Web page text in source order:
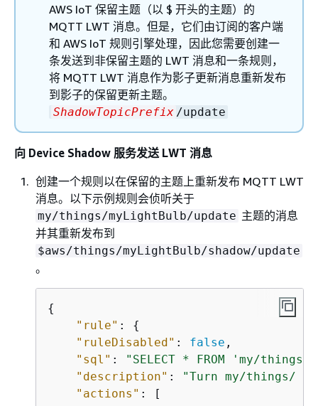
AWS IoT 保留主题（以 $ 开头的主题）的
MQTT LWT 消息。但是，它们由订阅的客户端
和 AWS IoT 规则引擎处理，因此您需要创建一
条发送到非保留主题的 LWT 消息和一条规则，
将 MQTT LWT 消息作为影子更新消息重新发布
到影子的保留更新主题。
ShadowTopicPrefix /update
向 Device Shadow 服务发送 LWT 消息
创建一个规则以在保留的主题上重新发布 MQTT LWT
消息。以下示例规则会侦听关于
my/things/myLightBulb/update 主题的消息
并其重新发布到
$aws/things/myLightBulb/shadow/update
。
{
"rule" : {
"ruleDisabled" : false ,
"sql" :
"SELECT * FROM 'my/
"description" :
"Turn my/things/
"actions" : [